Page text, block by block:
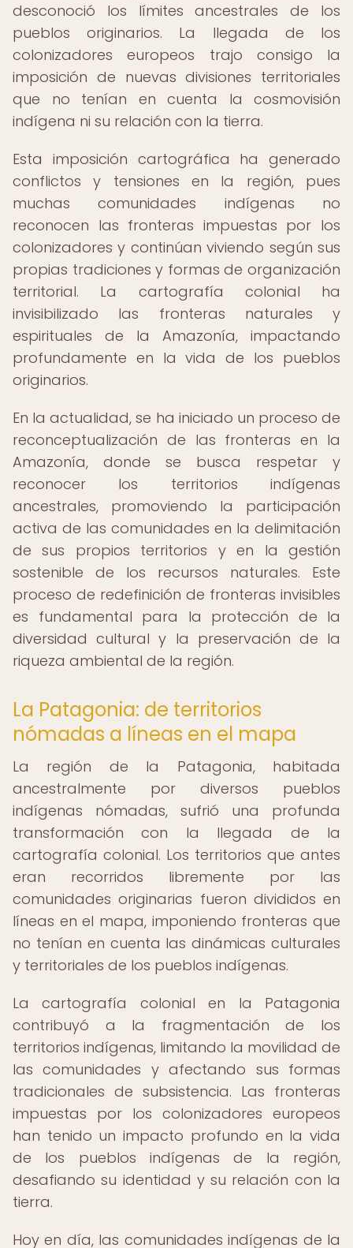
desconoció los límites ancestrales de los
pueblos originarios. La llegada de los
colonizadores europeos trajo consigo la
imposición de nuevas divisiones territoriales
que no tenían en cuenta la cosmovisión
indígena ni su relación con la tierra.
Esta imposición cartográfica ha generado
conflictos y tensiones en la región, pues
muchas comunidades indígenas no
reconocen las fronteras impuestas por los
colonizadores y continúan viviendo según sus
propias tradiciones y formas de organización
territorial. La cartografía colonial ha
invisibilizado las fronteras naturales y
espirituales de la Amazonía, impactando
profundamente en la vida de los pueblos
originarios.
En la actualidad, se ha iniciado un proceso de
reconceptualización de las fronteras en la
Amazonía, donde se busca respetar y
reconocer los territorios indígenas
ancestrales, promoviendo la participación
activa de las comunidades en la delimitación
de sus propios territorios y en la gestión
sostenible de los recursos naturales. Este
proceso de redefinición de fronteras invisibles
es fundamental para la protección de la
diversidad cultural y la preservación de la
riqueza ambiental de la región.
La Patagonia: de territorios
nómadas a líneas en el mapa
La región de la Patagonia, habitada
ancestralmente por diversos pueblos
indígenas nómadas, sufrió una profunda
transformación con la llegada de la
cartografía colonial. Los territorios que antes
eran recorridos libremente por las
comunidades originarias fueron divididos en
líneas en el mapa, imponiendo fronteras que
no tenían en cuenta las dinámicas culturales
y territoriales de los pueblos indígenas.
La cartografía colonial en la Patagonia
contribuyó a la fragmentación de los
territorios indígenas, limitando la movilidad de
las comunidades y afectando sus formas
tradicionales de subsistencia. Las fronteras
impuestas por los colonizadores europeos
han tenido un impacto profundo en la vida
de los pueblos indígenas de la región,
desafiando su identidad y su relación con la
tierra.
Hoy en día, las comunidades indígenas de la